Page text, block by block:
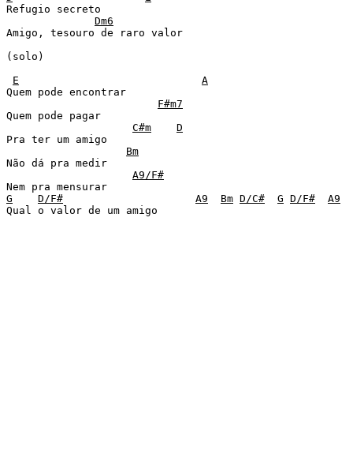
Refugio secreto
Dm6
Amigo, tesouro de raro valor
(solo)
E
A
Quem pode encontrar
F#m7
Quem pode pagar
C#m
D
Pra ter um amigo
Bm
Não dá pra medir
A9/F#
G
D/F# A9 Bm D/C# G D/F#
A9
Qual o valor de um amigo